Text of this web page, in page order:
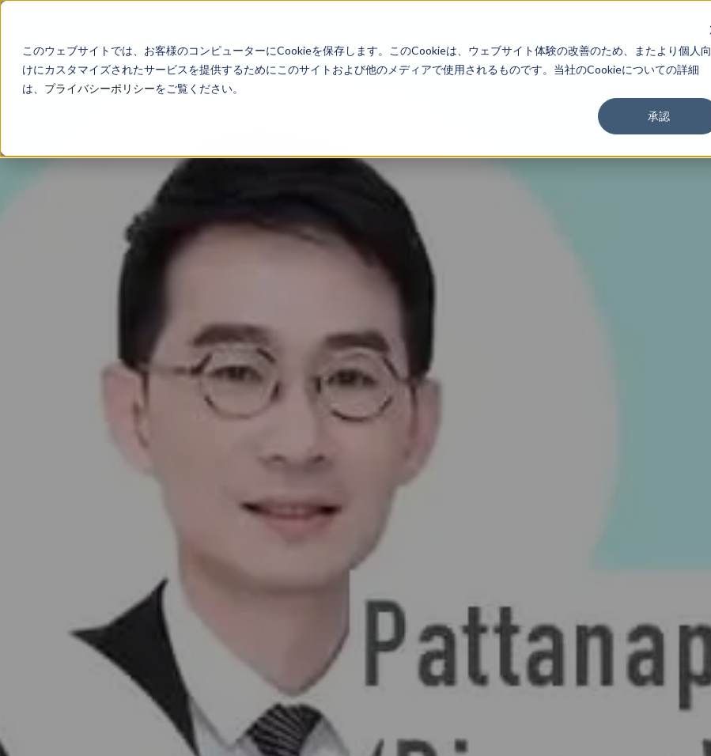
このウェブサイトでは、お客様のコンピューターにCookieを保存します。このCookieは、ウェブサイト体験の改善のため、またより個人向
けにカスタマイズされたサービスを提供するためにこのサイトおよび他のメディアで使用されるものです。当社のCookieについての詳細
は、 プライバシーポリシーをご覧ください。
承認
About Service Work Findings